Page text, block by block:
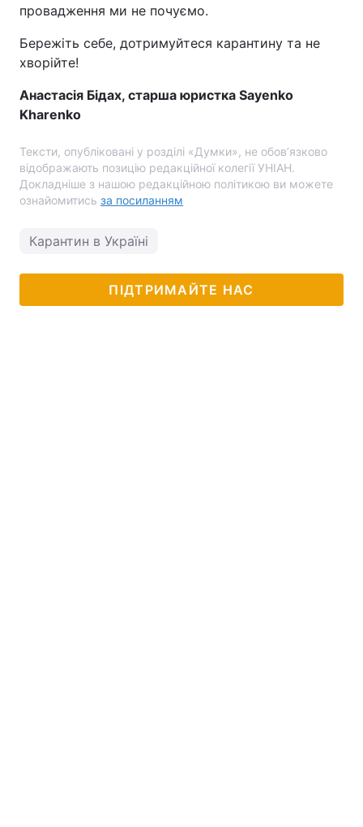
провадження ми не почуємо.
Бережіть себе, дотримуйтеся карантину та не
хворійте!
Анастасія Бідах, старша юристка Sayenko
Kharenko
Тексти, опубліковані у розділі «Думки», не обов’язково
відображають позицію редакційної колегії УНІАН.
Докладніше з нашою редакційною політикою ви можете
ознайомитись за посиланням
Карантин в Україні
ПІДТРИМАЙТЕ НАС